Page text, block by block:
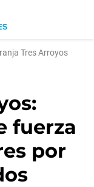
Tres Arroyos
fuerza
por